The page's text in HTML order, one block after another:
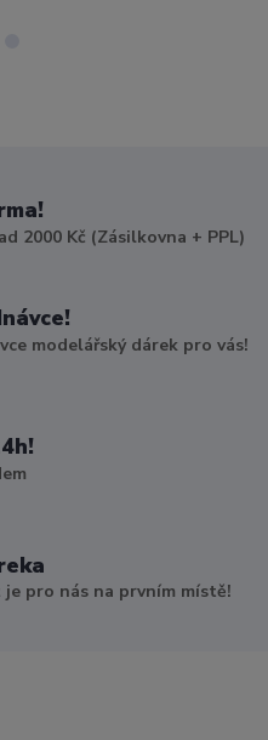
2000 Kč (Zásilkovna + PPL)
modelářský dárek pro vás!
pro nás na prvním místě!